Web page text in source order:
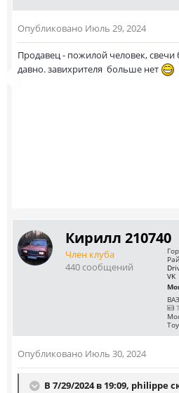
Опубликовано Июль 29, 2024
Продавец - пожилой человек,
давно. завихрителя больше нет
Кирилл 210740
Член клуба
440 сообщений
VK
Опубликовано Июль 30, 2024
В 7/29/2024 в 19:09, philippe